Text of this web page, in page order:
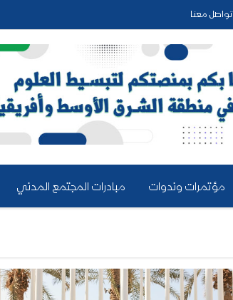
تواصل معنا
مؤتمرات وندوات مبادرات المجتمع المدني